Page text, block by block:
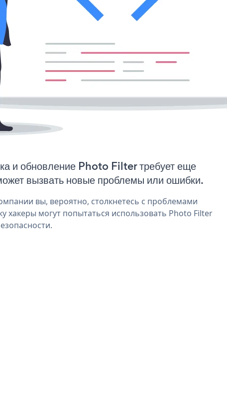
и обновление Photo Filter требует еще
вызвать новые проблемы или ошибки.
вы, вероятно, столкнетесь с проблемами
хакеры могут попытаться использовать Photo Filter